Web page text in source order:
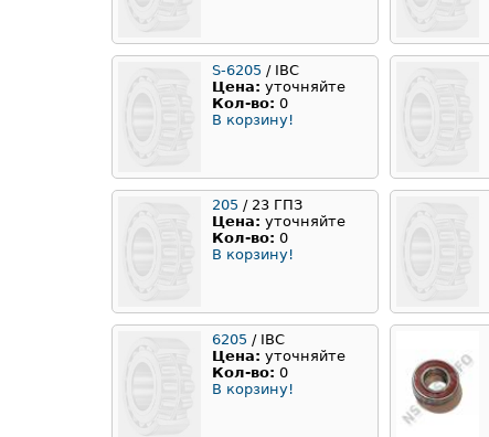
S-6205 / IBC
Цена: уточняйте
Кол-во: 0
В корзину!
205 / 23 ГПЗ
Цена: уточняйте
Кол-во: 0
В корзину!
6205 / IBC
Цена: уточняйте
Кол-во: 0
В корзину!